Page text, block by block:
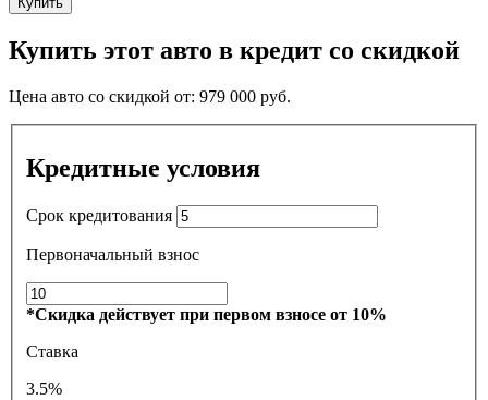
Купить этот авто в кредит со скидкой
Цена авто со скидкой от: 979 000 руб.
Кредитные условия
Срок кредитования
Первоначальный взнос
*Скидка действует при первом взносе от 10%
Ставка
3.5%